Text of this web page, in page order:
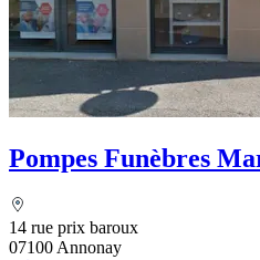
Pompes Funèbres
14 rue prix baroux
07100 Annonay